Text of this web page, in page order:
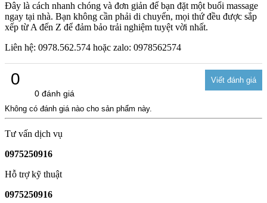
Đây là cách nhanh chóng và đơn giản để bạn đặt một buổi massage
ngay tại nhà. Bạn không cần phải di chuyển, mọi thứ đều được sắp
xếp từ A đến Z để đảm bảo trải nghiệm tuyệt vời nhất.
Liên hệ: 0978.562.574 hoặc zalo: 0978562574
0
0 đánh giá
Không có đánh giá nào cho sản phẩm này.
Tư vấn dịch vụ
0975250916
Hỗ trợ kỹ thuật
0975250916